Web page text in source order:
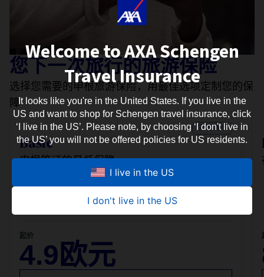
Welcome to AXA Schengen
Travel Insurance
It looks like you're in the United States. If you live in the
US and want to shop for Schengen travel insurance, click
‘I live in the US’. Please note, by choosing ‘I don't live in
the US’ you will not be offered policies for US residents.
I live in the US
I don't live in the US
您下一次旅行的旅游保险
选择您需要的申根旅游保险，用最佳选项定制您的保
障
免费 网络
Basic
申根签证的最低保障
30,000欧元 紧急医疗费用
行李保护和行李延误
起价
4.9欧元